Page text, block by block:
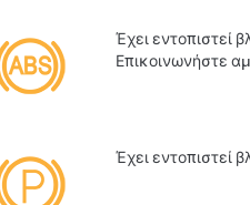
Έχει εντοπιστεί
Επικοινωνήστε
Έχει εντοπιστεί